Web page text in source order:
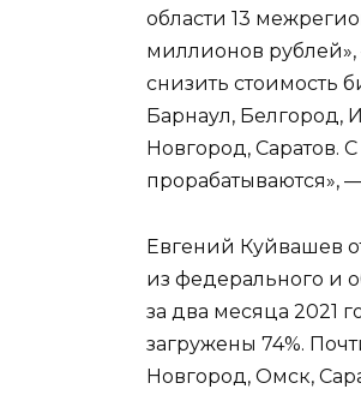
области 13
миллионов
снизить стоимость
Барнаул, Белгород,
Новгород, Саратов.
прорабатываются»,
Евгений Куйвашев
из федерального и
за два месяца 2021
загружены 74%.
Новгород, Омск,